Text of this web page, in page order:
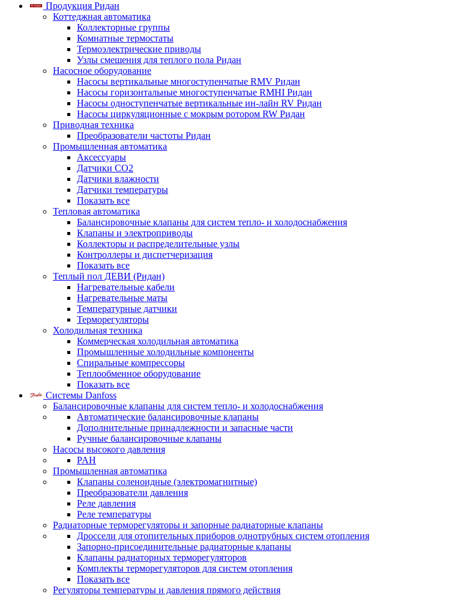
Продукция Ридан
Коттеджная автоматика
Коллекторные группы
Комнатные термостаты
Термоэлектрические приводы
Узлы смешения для теплого пола Ридан
Насосное оборудование
Насосы вертикальные многоступенчатые RMV Ридан
Насосы горизонтальные многоступенчатые RMHI Ридан
Насосы одноступенчатые вертикальные ин-лайн RV Ридан
Насосы циркуляционные с мокрым ротором RW Ридан
Приводная техника
Преобразователи частоты Ридан
Промышленная автоматика
Аксессуары
Датчики CO2
Датчики влажности
Датчики температуры
Показать все
Тепловая автоматика
Балансировочные клапаны для систем тепло- и холодоснабжения
Клапаны и электроприводы
Коллекторы и распределительные узлы
Контроллеры и диспетчеризация
Показать все
Теплый пол ДЕВИ (Ридан)
Нагревательные кабели
Нагревательные маты
Температурные датчики
Терморегуляторы
Холодильная техника
Коммерческая холодильная автоматика
Промышленные холодильные компоненты
Спиральные компрессоры
Теплообменное оборудование
Показать все
Системы Danfoss
Балансировочные клапаны для систем тепло- и холодоснабжения
Автоматические балансировочные клапаны
Дополнительные принадлежности и запасные части
Ручные балансировочные клапаны
Насосы высокого давления
PAH
Промышленная автоматика
Клапаны соленоидные (электромагнитные)
Преобразователи давления
Реле давления
Реле температуры
Радиаторные терморегуляторы и запорные радиаторные клапаны
Дроссели для отопительных приборов однотрубных систем отопления
Запорно-присоединительные радиаторные клапаны
Клапаны радиаторных терморегуляторов
Комплекты терморегуляторов для систем отопления
Показать все
Регуляторы температуры и давления прямого действия